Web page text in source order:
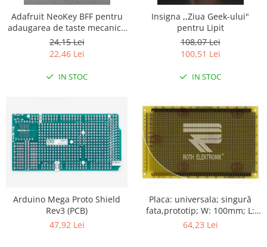
Adafruit NeoKey BFF pentru
adaugarea de taste mecanice
pe QT Py si Xiao - Compatibil
cu intrerupatoarele MX
24,15 Lei
22,46 Lei
IN STOC
Insigna ,,Ziua Geek-ului"
pentru Lipit
108,07 Lei
100,51 Lei
IN STOC
Arduino Mega Proto Shield
Rev3 (PCB)
47,92 Lei
Placa: universala; singură
fata,prototip; W: 100mm; L:
160mm
64,23 Lei